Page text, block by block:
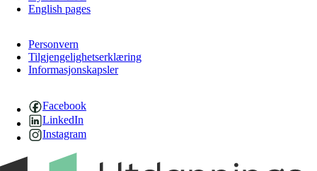
English pages
Personvern
Tilgjengelighetserklæring
Informasjonskapsler
Facebook
LinkedIn
Instagram